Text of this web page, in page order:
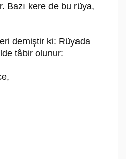
Bazı kere de bu rüya,
demiştir ki: Rüyada
tâbir olunur: